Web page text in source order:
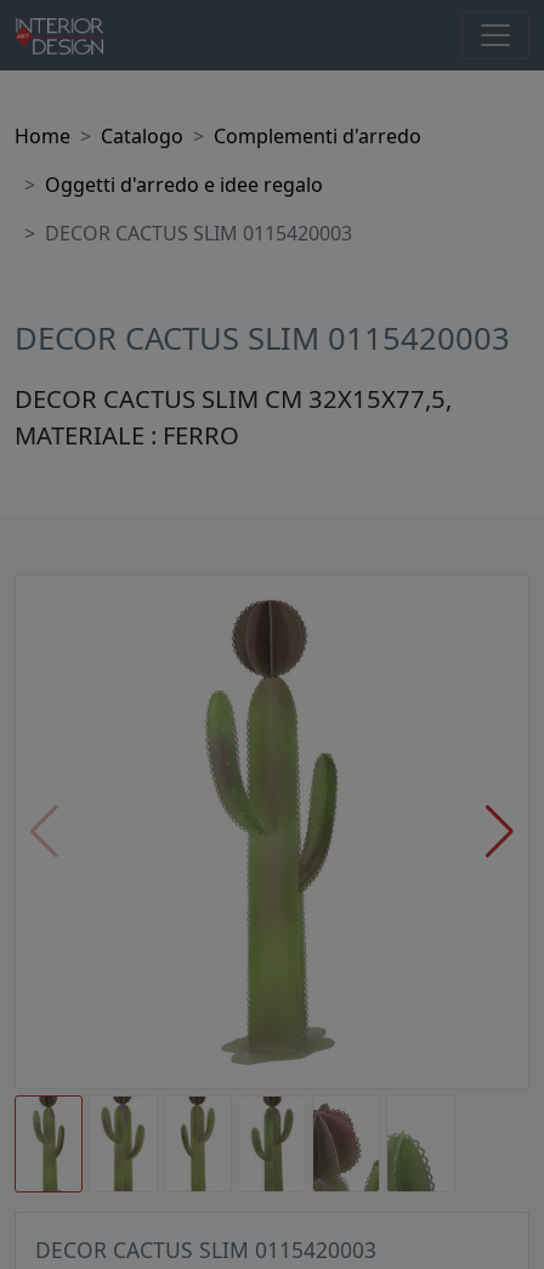
Home Catalogo
Complementi d'arredo
Oggetti d'arredo e idee regalo
DECOR CACTUS SLIM 0115420003
DECOR CACTUS SLIM 0115420003
DECOR CACTUS SLIM CM 32X15X77,5,
MATERIALE : FERRO
DECOR CACTUS SLIM 0115420003